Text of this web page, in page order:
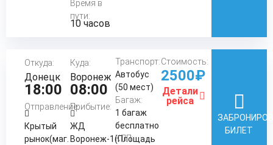
Время в
пути:
10 часов
Откуда:
Донецк
18:00
Отправление:
Крытый
рынок(маг.
Куда:
Воронеж
08:00
Прибытие:
ЖД
Воронеж-1(Площадь
Транспорт:
Автобус
(50 мест)
Багаж:
1 багаж
бесплатно
КПП:
Стоимость:
2500₽
Детали
рейса
БИЛЕТ